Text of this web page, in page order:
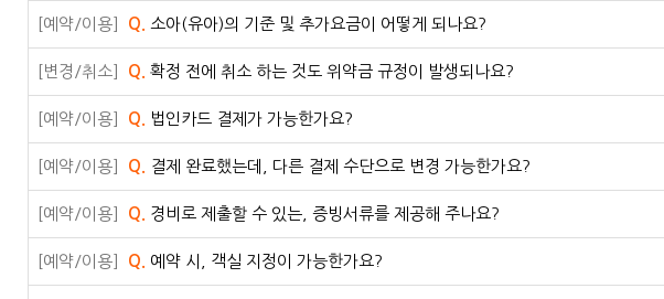
[예약/이용] Q. 소아(유아)의 기준 및 추가요금이 어떻게 되나요?
[변경/취소] Q. 확정 전에 취소 하는 것도 위약금 규정이 발생되나요?
[예약/이용] Q. 법인카드 결제가 가능한가요?
[예약/이용] Q. 결제 완료했는데, 다른 결제 수단으로 변경 가능한가요?
[예약/이용] Q. 경비로 제출할 수 있는, 증빙서류를 제공해 주나요?
[예약/이용] Q. 예약 시, 객실 지정이 가능한가요?